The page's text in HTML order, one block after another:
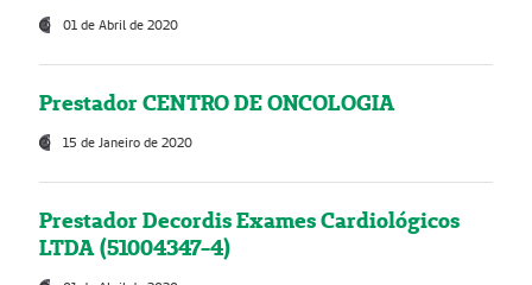
01 de Abril de 2020
Prestador CENTRO DE ONCOLOGIA
15 de Janeiro de 2020
Prestador Decordis Exames Cardiológicos
LTDA (51004347-4)